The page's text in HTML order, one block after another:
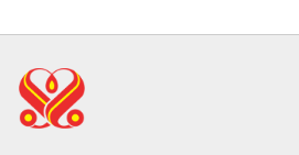
Energy Generated from
Negative Entity
Tin Đáng Chú Ý